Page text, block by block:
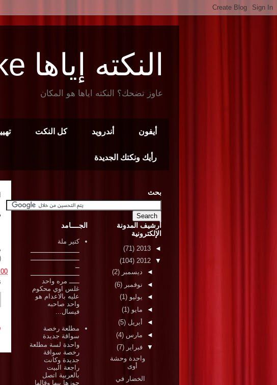
النكته إياها That Joke
عاوز تضحك؟ النكته اياها هو المكان
أيفون أندرويد كل النكت
رأيك ونكتك الجديدة
بحث
أرشيف المدونة
الإلكترونية
◄
2013
(71)
▼
2012
(104)
◄ ديسمبر (2)
◄ نوفمبر (6)
◄ يوليو (1)
◄ مايو (1)
◄
أبريل (5)
◄ مارس (4)
▼ فبراير (7)
واحدة وحشة
أوى
الخضار في
الجــــامد
كتير ملة
ــــــــــــــــــــــــ
ــــــــــــــــــــــــ
ــ
ــــــــــــــــــــــــ
ـــــ مره واحد
غلس اوي محكوم
عليه بالاعدام هو
واحد صاحبه
فيسال...
مطلعة رخصة
سواقة جديدة
واحدة لسة مطلعة
رخصة سواقة
جديدة وكانت
راجعة البيت
بالعربية اتصل
جوزها بيها وقالها